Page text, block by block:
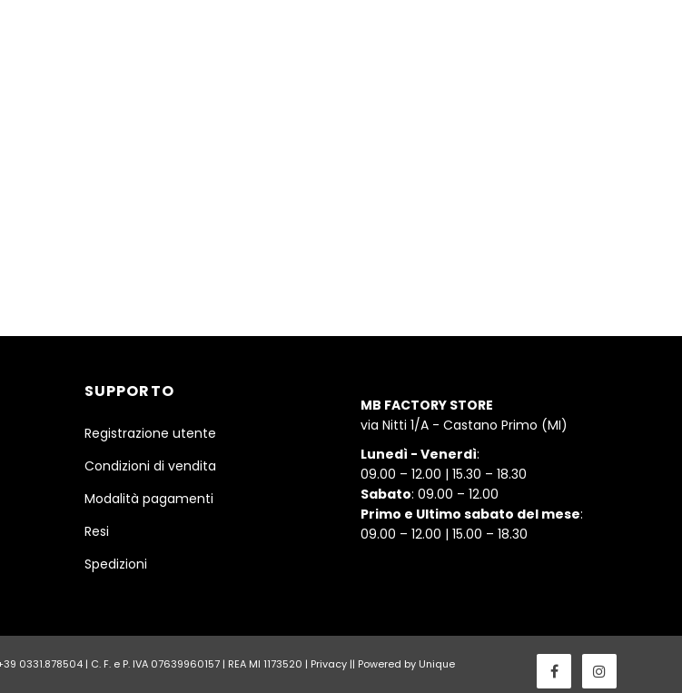
SUPPORTO
Registrazione utente
Condizioni di vendita
Modalità pagamenti
Resi
Spedizioni
MB FACTORY STORE
via Nitti 1/A - Castano Primo (MI)
Lunedì - Venerdì:
09.00 – 12.00 | 15.30 – 18.30
Sabato: 09.00 – 12.00
Primo e Ultimo sabato del mese:
09.00 – 12.00 | 15.00 – 18.30
| C. F. e P. IVA 07639960157 | REA MI 1173520 | Privacy || Powered by Unique